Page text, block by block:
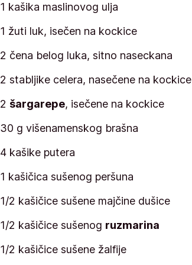
1 kašika maslinovog ulja
1 žuti luk, isečen na kockice
2 čena belog luka, sitno naseckana
2 stabljike celera, nasečene na kockice
2 šargarepe, isečene na kockice
30 g višenamenskog brašna
4 kašike putera
1 kašičica sušenog peršuna
1/2 kašičice sušene majčine dušice
1/2 kašičice sušenog ruzmarina
1/2 kašičice sušene žalfije